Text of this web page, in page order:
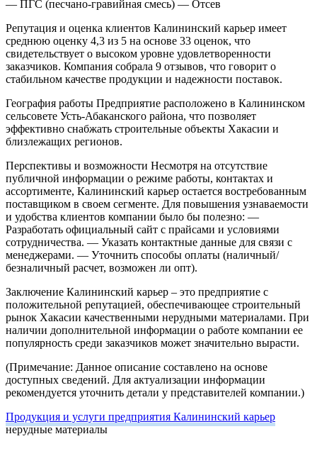
— ПГС (песчано-гравийная смесь) — Отсев
Репутация и оценка клиентов Калининский карьер имеет
среднюю оценку 4,3 из 5 на основе 33 оценок, что
свидетельствует о высоком уровне удовлетворенности
заказчиков. Компания собрала 9 отзывов, что говорит о
стабильном качестве продукции и надежности поставок.
География работы Предприятие расположено в Калининском
сельсовете Усть-Абаканского района, что позволяет
эффективно снабжать строительные объекты Хакасии и
близлежащих регионов.
Перспективы и возможности Несмотря на отсутствие
публичной информации о режиме работы, контактах и
ассортименте, Калининский карьер остается востребованным
поставщиком в своем сегменте. Для повышения узнаваемости
и удобства клиентов компании было бы полезно: —
Разработать официальный сайт с прайсами и условиями
сотрудничества. — Указать контактные данные для связи с
менеджерами. — Уточнить способы оплаты (наличный/
безналичный расчет, возможен ли опт).
Заключение Калининский карьер – это предприятие с
положительной репутацией, обеспечивающее строительный
рынок Хакасии качественными нерудными материалами. При
наличии дополнительной информации о работе компании ее
популярность среди заказчиков может значительно вырасти.
(Примечание: Данное описание составлено на основе
доступных сведений. Для актуализации информации
рекомендуется уточнить детали у представителей компании.)
Продукция и услуги предприятия Калининский карьер
нерудные материалы